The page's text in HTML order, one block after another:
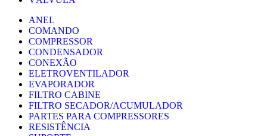
ANEL
COMANDO
COMPRESSOR
CONDENSADOR
CONEXÃO
ELETROVENTILADOR
EVAPORADOR
FILTRO CABINE
FILTRO SECADOR/ACUMULADOR
PARTES PARA COMPRESSORES
RESISTÊNCIA